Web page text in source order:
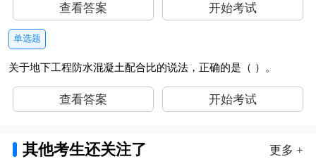
查看答案 开始考试
单选题
关于地下工程防水混凝土配合比的说法，正确的是（ ）。
查看答案 开始考试
其他考生还关注了 更多 +